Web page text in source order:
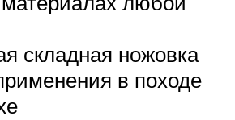
складная ножовка
в походе